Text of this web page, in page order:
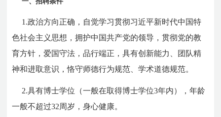
1.政治方向正确，自觉学习贯彻习近平新时代中国特
色社会主义思想，拥护中国共产党的领导，贯彻党的教
育方针，爱国守法，品行端正，具有创新能力、团队精
神和进取意识，恪守师德行为规范、学术道德规范。
2.具有博士学位（一般在取得博士学位3年内），年龄
一般不超过32周岁，身心健康。